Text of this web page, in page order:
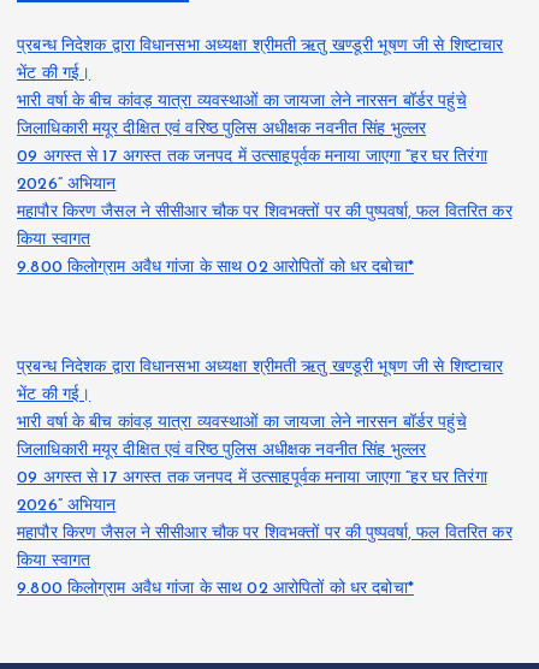
प्रबन्ध निदेशक द्वारा विधानसभा अध्यक्षा श्रीमती ऋतु खण्डूरी भूषण जी से शिष्टाचार
भेंट की गई।
भारी वर्षा के बीच कांवड़ यात्रा व्यवस्थाओं का जायजा लेने नारसन बॉर्डर पहुंचे
जिलाधिकारी मयूर दीक्षित एवं वरिष्ठ पुलिस अधीक्षक नवनीत सिंह भुल्लर
09 अगस्त से 17 अगस्त तक जनपद में उत्साहपूर्वक मनाया जाएगा “हर घर तिरंगा
2026” अभियान
महापौर किरण जैसल ने सीसीआर चौक पर शिवभक्तों पर की पुष्पवर्षा, फल वितरित कर
किया स्वागत
9.800 किलोग्राम अवैध गांजा के साथ 02 आरोपितों को धर दबोचा*
प्रबन्ध निदेशक द्वारा विधानसभा अध्यक्षा श्रीमती ऋतु खण्डूरी भूषण जी से शिष्टाचार
भेंट की गई।
भारी वर्षा के बीच कांवड़ यात्रा व्यवस्थाओं का जायजा लेने नारसन बॉर्डर पहुंचे
जिलाधिकारी मयूर दीक्षित एवं वरिष्ठ पुलिस अधीक्षक नवनीत सिंह भुल्लर
09 अगस्त से 17 अगस्त तक जनपद में उत्साहपूर्वक मनाया जाएगा “हर घर तिरंगा
2026” अभियान
महापौर किरण जैसल ने सीसीआर चौक पर शिवभक्तों पर की पुष्पवर्षा, फल वितरित कर
किया स्वागत
9.800 किलोग्राम अवैध गांजा के साथ 02 आरोपितों को धर दबोचा*